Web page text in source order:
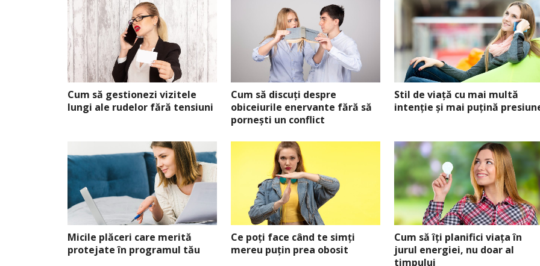
Cum să gestionezi vizitele
lungi ale rudelor fără tensiuni
Cum să discuți despre
obiceiurile enervante fără să
pornești un conflict
Stil de viață cu mai multă
intenție și mai puțină
Micile plăceri care merită
protejate în programul tău
Ce poți face când te simți
mereu puțin prea obosit
Cum să îți planifici viața în
jurul energiei, nu doar al
timpului